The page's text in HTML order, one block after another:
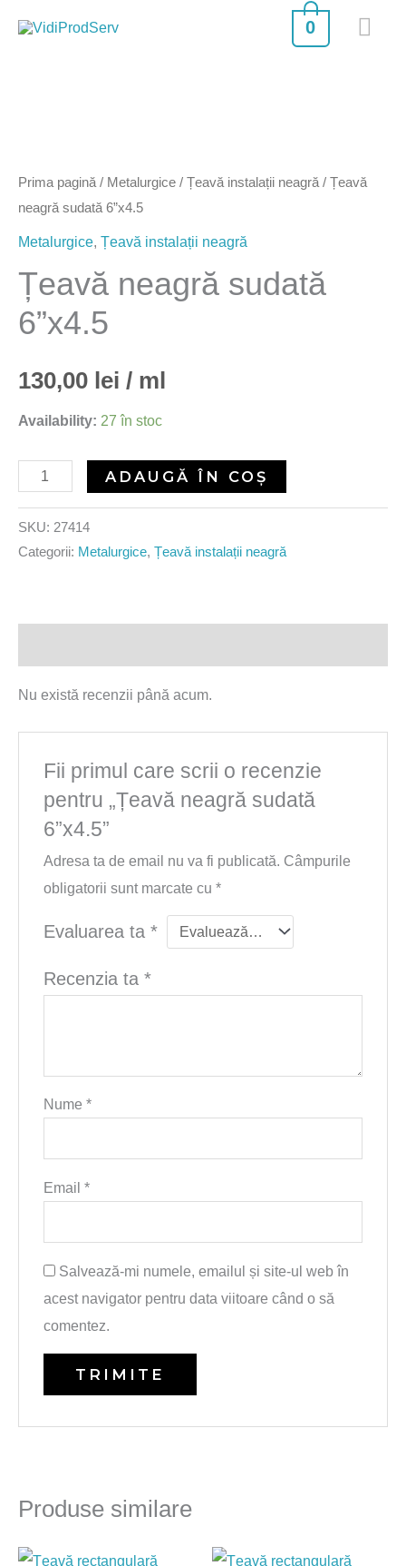
0
Prima pagină / Metalurgice / Țeavă instalații neagră / Țeavă
neagră sudată 6”x4.5
Metalurgice, Țeavă instalații neagră
Țeavă neagră sudată
6”x4.5
130,00 lei / ml
Availability: 27 în stoc
neagră
sudată
6''x4.5
ADAUGĂ ÎN COȘ
SKU: 27414
Categorii: Metalurgice, Țeavă instalații neagră
Nu există recenzii până acum.
Fii primul care scrii o recenzie
pentru „Țeavă neagră sudată
6”x4.5”
Adresa ta de email nu va fi publicată. Câmpurile
obligatorii sunt marcate cu*
Evaluarea ta*
Recenzia ta*
Nume*
Email*
Salvează-mi numele, emailul și site-ul web în
acest navigator pentru data viitoare când o să
comentez.
Produse similare